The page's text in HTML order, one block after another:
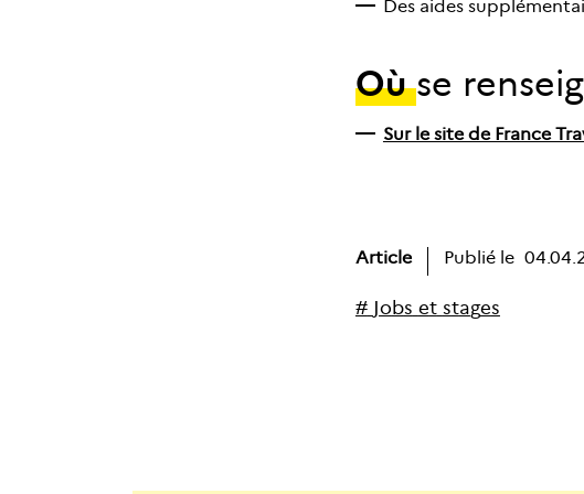
Des aides
Oùse
Sur le site de France
Article Publié le
# Jobs et stages